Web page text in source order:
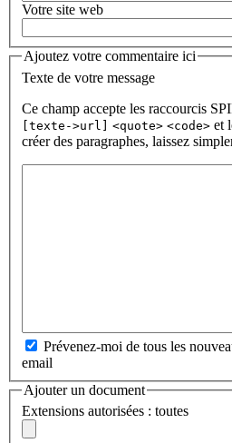
Votre site web
Ajoutez votre commentaire ici
Texte de votre message
Ce champ accepte les raccourcis
[texte->url] <quote> <code> et
créer des paragraphes, laissez
Prévenez-moi de tous les
email
Ajouter un document
Extensions autorisées : toutes